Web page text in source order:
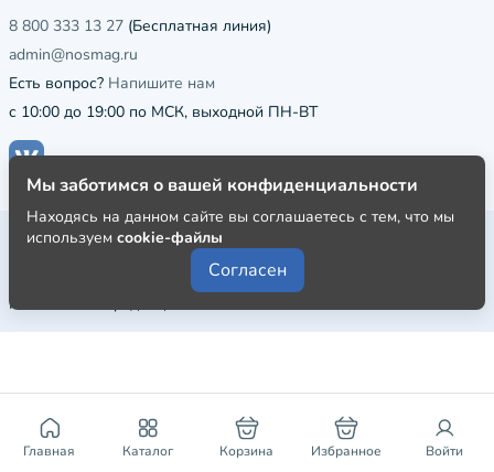
Главная Каталог Корзина Избранное Войти
8 800 333 13 27 (Бесплатная линия)
admin@nosmag.ru
Есть вопрос? Напишите нам
с 10:00 до 19:00 по МСК, выходной ПН-ВТ
Публичная оферта
Пользовательское соглашение
Политика конфиденциальности
Мы заботимся о вашей конфиденциальности
Находясь на данном сайте вы соглашаетесь с тем, что мы
используем cookie-файлы
Согласен